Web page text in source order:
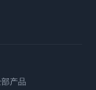
产品